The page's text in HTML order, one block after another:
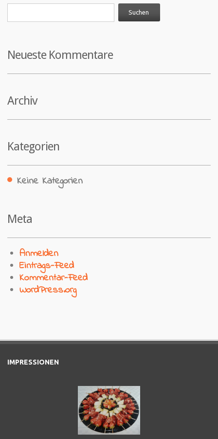
Neueste Kommentare
Archiv
Kategorien
Keine Kategorien
Meta
Anmelden
Eintrags-Feed
Kommentar-Feed
WordPress.org
IMPRESSIONEN